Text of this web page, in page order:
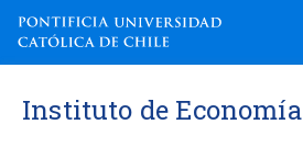
Instituto de Economía